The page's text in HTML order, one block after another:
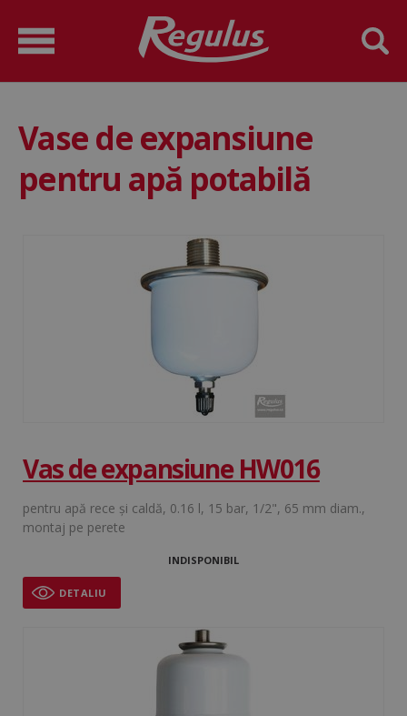
Vase de expansiune
pentru apă potabilă
Vas de expansiune HW016
pentru apă rece şi caldă, 0.16 l, 15 bar, 1/2", 65 mm diam.,
montaj pe perete
INDISPONIBIL
DETALIU